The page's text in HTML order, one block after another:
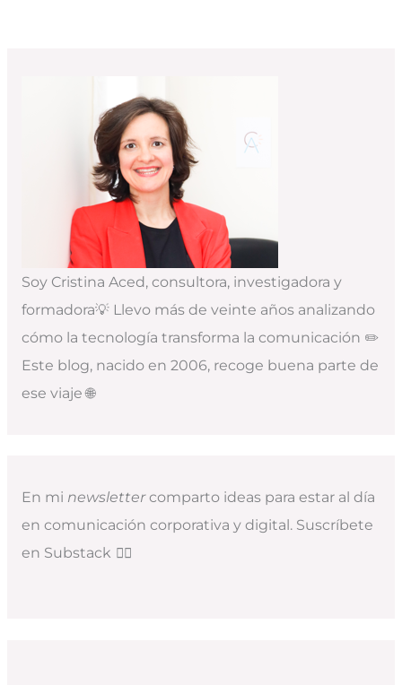
Soy Cristina Aced, consultora, investigadora y
formadora💡 Llevo más de veinte años analizando
cómo la tecnología transforma la comunicación ✏️
Este blog, nacido en 2006, recoge buena parte de
ese viaje 🌐
En mi newslettercomparto ideas para estar al día
en comunicación corporativa y digital. Suscríbete
en Substack 👇🏻